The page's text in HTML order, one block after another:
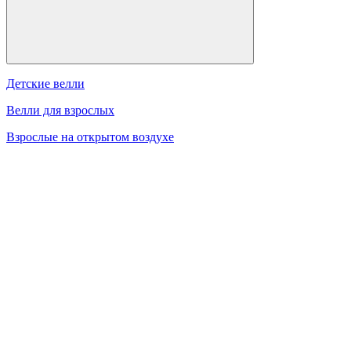
Детские велли
Велли для взрослых
Взрослые на открытом воздухе